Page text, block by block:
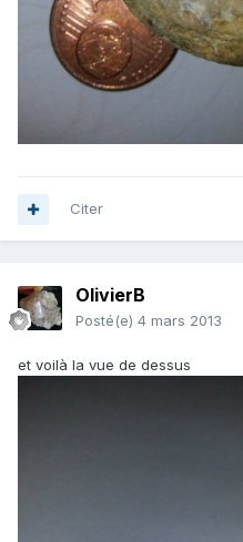
Citer
OlivierB
Posté(e) 4 mars 2013
et voilà la vue de dessus